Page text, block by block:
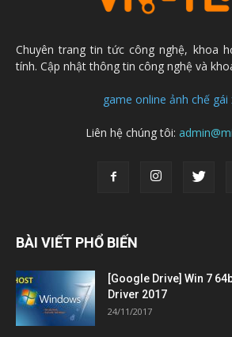
Chuyên trang tin tức công nghệ, khoa
tính. Cập nhật thông tin công nghệ và
game online ảnh chế gái
Liên hệ chúng tôi:
BÀI VIẾT PHỔ BIẾN
[Google Drive] Win 7
Driver 2017
24/11/2017